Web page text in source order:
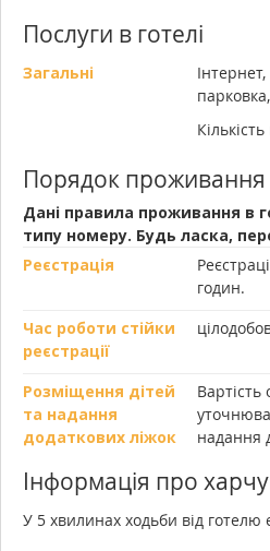
Послуги в готелі
Загальні
Порядок проживання
Дані правила проживання в
типу номеру. Будь ласка,
Реєстрація
годин.
Час роботи стійки
реєстрації
Розміщення дітей
та надання
додаткових ліжок
Вартість
надання
Інформація про
У 5 хвилинах ходьби від